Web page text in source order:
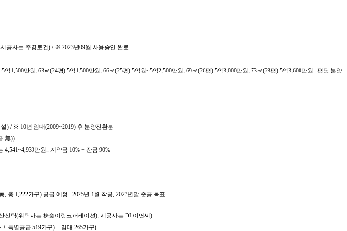
공사는 주영토건) / ※ 2023년09월 사용승인 완료
1,500만원, 63㎡(24평) 5억1,500만원, 66㎡(25평) 5억원~5억2,500만원, 69㎡(26평) 5억3,000만원, 73㎡(28평) 5억3,600만원.. 평당 분양
) / ※ 10년 임대(2009~2019) 후 분양전환분
無))
4,541~4,939만원.. 계약금 10% + 잔금 90%
총 1,222가구) 공급 예정.. 2025년 1월 착공, 2027년말 준공 목표
신탁(위탁사는 株숲이랑코퍼레이션), 시공사는 DL이앤씨)
+ 특별공급 519가구) + 임대 265가구)